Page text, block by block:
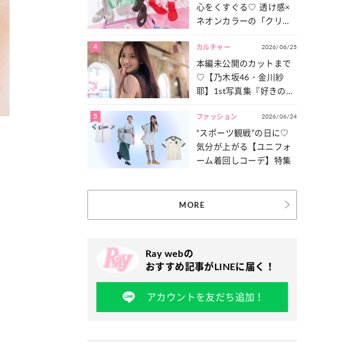
心をくすぐる♡ 透け感×
ネオンカラーの「クリア
4 カルチャー 2026/06/25
本編未公開のカットまで
♡【乃木坂46・金川紗
耶】1st写真集『好きのグ
たっぷりとお届け！
5 ファッション 2026/06/24
“スポーツ観戦”の日に♡
気分が上がる【ユニフォ
ーム着回しコーデ】特集
MORE
Ray webの
おすすめ記事がLINEに届く！
アカウントを友だち追加！